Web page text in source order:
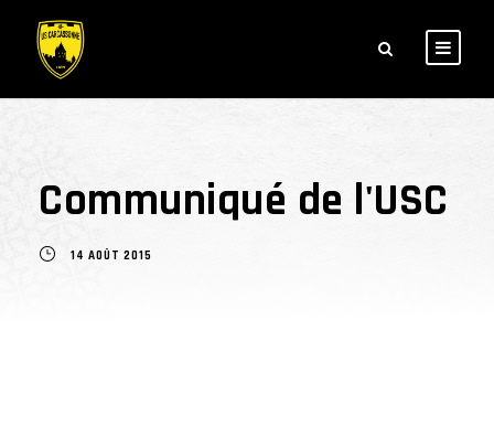
Communiqué de l'USC
14 AOÛT 2015